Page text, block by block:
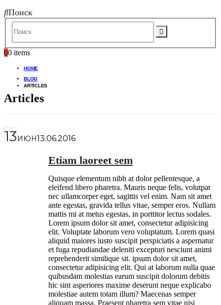
Поиск
00 items
HOME
BLOG
ARTICLES
Articles
13 ИЮН13.06.2016
Etiam laoreet sem
Quisque elementum nibh at dolor pellentesque, a
eleifend libero pharetra. Mauris neque felis, volutpat
nec ullamcorper eget, sagittis vel enim. Nam sit amet
ante egestas, gravida tellus vitae, semper eros. Nullam
mattis mi at metus egestas, in porttitor lectus sodales.
Lorem ipsum dolor sit amet, consectetur adipisicing
elit. Voluptate laborum vero voluptatum. Lorem quasi
aliquid maiores iusto suscipit perspiciatis a aspernatur
et fuga repudiandae deleniti excepturi nesciunt animi
reprehenderit similique sit. ipsum dolor sit amet,
consectetur adipisicing elit. Qui at laborum nulla quae
quibusdam molestias earum suscipit dolorum debitis
hic sint asperiores maxime deserunt neque explicabo
molestiae autem totam illum? Maecenas semper
aliquam massa. Praesent pharetra sem vitae nisi